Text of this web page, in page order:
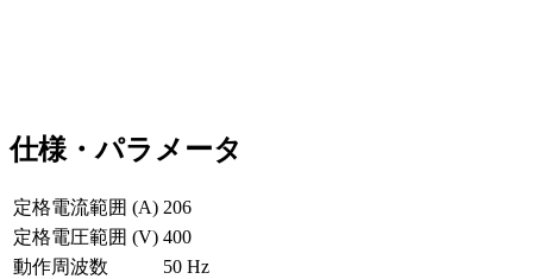
仕様・パラメータ
定格電流範囲 (A) 206
定格電圧範囲 (V) 400
動作周波数
50 Hz